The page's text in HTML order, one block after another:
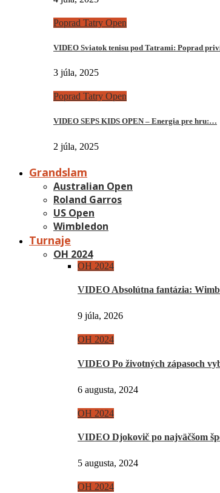
Poprad Tatry Open
VIDEO Sviatok tenisu pod Tatrami: Poprad
3 júla, 2025
Poprad Tatry Open
VIDEO SEPS KIDS OPEN – Energia pre hru:…
2 júla, 2025
Grandslam
Australian Open
Roland Garros
US Open
Wimbledon
Turnaje
OH 2024
OH 2024
VIDEO Absolútna fantázia:
9 júla, 2026
OH 2024
VIDEO Po životných zápasoch
6 augusta, 2024
OH 2024
VIDEO Djokovič po najväčšom
5 augusta, 2024
OH 2024